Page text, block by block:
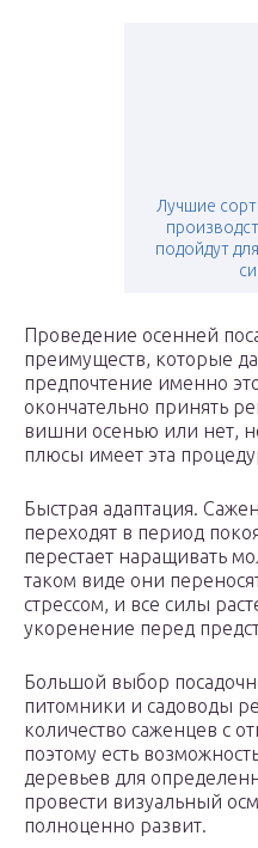
Лучшие
подойдут
Проведение осенней
преимуществ, которые
предпочтение именно
окончательно принять
вишни осенью или нет,
плюсы имеет эта
Быстрая адаптация.
переходят в период
перестает наращивать
таком виде они
стрессом, и все силы
укоренение перед
Большой выбор
питомники и садоводы
количество саженцев с
поэтому есть
деревьев для
провести визуальный
полноценно развит.